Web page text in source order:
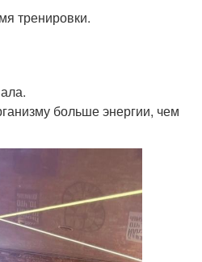
тренировки.
больше энергии, чем